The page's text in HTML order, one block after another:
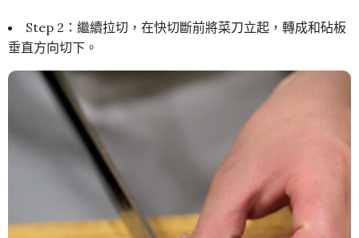
Step 2：繼續拉切，在快切斷前將菜刀立起，轉成和砧板
垂直方向切下。